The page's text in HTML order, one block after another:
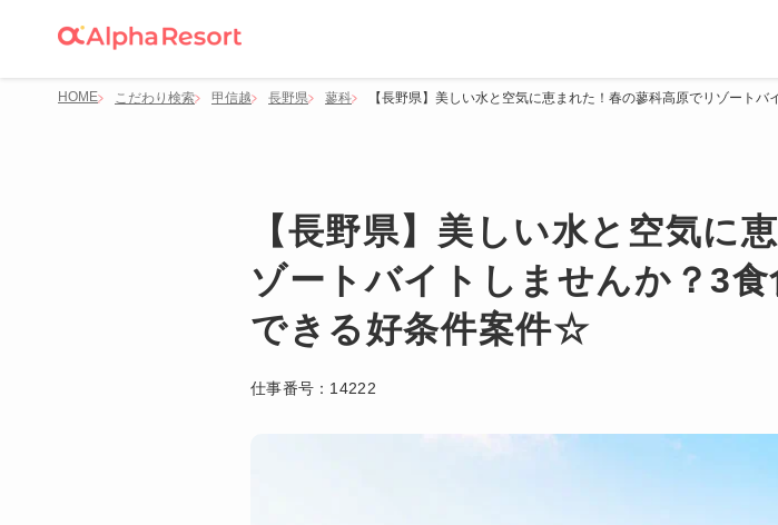
HOME こだわり検索 甲信越 長野県 蓼科 【長野県】美しい水と空気に恵まれた！春の蓼科高原でリゾート
【長野県】美しい水と空気に
ゾートバイトしませんか？3
できる好条件案件☆
仕事番号： 14222